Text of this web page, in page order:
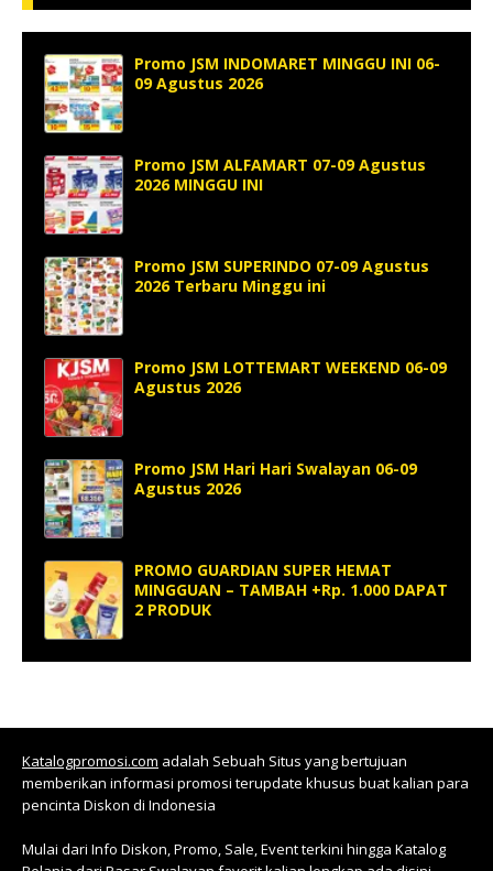
Promo JSM INDOMARET MINGGU INI 06-
09 Agustus 2026
Promo JSM ALFAMART 07-09 Agustus
2026 MINGGU INI
Promo JSM SUPERINDO 07-09 Agustus
2026 Terbaru Minggu ini
Promo JSM LOTTEMART WEEKEND 06-09
Agustus 2026
Promo JSM Hari Hari Swalayan 06-09
Agustus 2026
PROMO GUARDIAN SUPER HEMAT
MINGGUAN – TAMBAH +Rp. 1.000 DAPAT
2 PRODUK
Katalogpromosi.com adalah Sebuah Situs yang bertujuan
memberikan informasi promosi terupdate khusus buat kalian para
pencinta Diskon di Indonesia
Mulai dari Info Diskon, Promo, Sale, Event terkini hingga Katalog